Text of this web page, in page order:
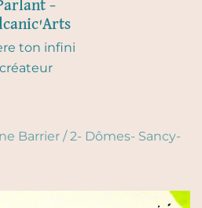
–
ton infini
créateur
Barrier /2- Dômes- Sancy-